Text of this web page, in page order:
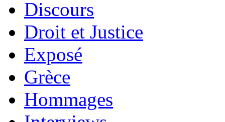
Discours
Droit et Justice
Exposé
Grèce
Hommages